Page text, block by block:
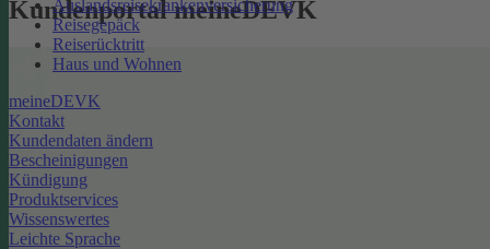
Auslandsreisekrankenversicherung
Reisegepäck
Reiserücktritt
Haus und Wohnen
meineDEVK
Kontakt
Kundendaten ändern
Bescheinigungen
Kündigung
Produktservices
Wissenswertes
Leichte Sprache
Kundenportal meineDEVK